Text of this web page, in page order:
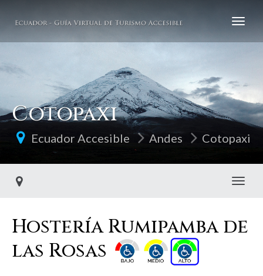
Cotopaxi
Ecuador Accesible Andes Cotopaxi
Hostería Rumipamba de
las Rosas